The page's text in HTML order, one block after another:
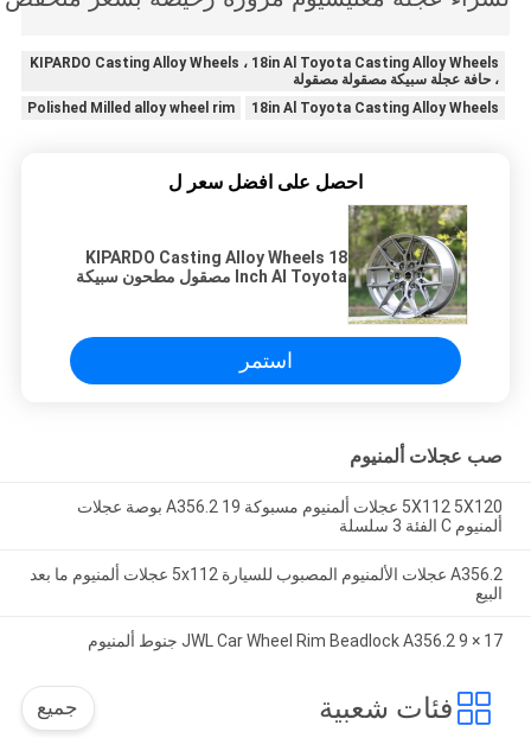
KIPARDO Casting Alloy Wheels ، 18in Al Toyota Casting Alloy Wheels
، حافة عجلة سبيكة مصقولة مصقولة
18in Al Toyota Casting Alloy Wheels
Polished Milled alloy wheel rim
احصل على افضل سعر ل
KIPARDO Casting Alloy Wheels 18
Inch Al Toyota مصقول مطحون سبيكة
استمر
صب عجلات ألمنيوم
5X112 5X120 عجلات ألمنيوم مسبوكة A356.2 19 بوصة عجلات
ألمنيوم C الفئة 3 سلسلة
A356.2 عجلات الألمنيوم المصبوب للسيارة 5x112 عجلات ألمنيوم ما بعد
البيع
17 × 9 JWL Car Wheel Rim Beadlock A356.2 جنوط ألمنيوم
فئات شعبية جميع